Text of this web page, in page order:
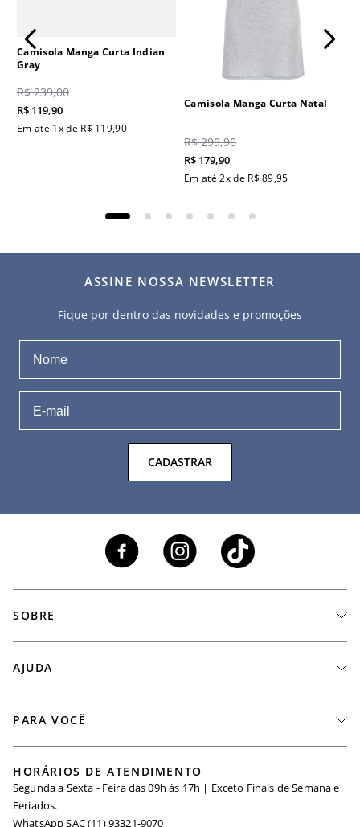
Camisola Manga Curta Indian
Gray
R$ 239,00
R$ 119,90
Em até 1x de R$ 119,90
Camisola Manga Curta Natal
R$ 299,90
R$ 179,90
Em até2x de R$ 89,95
ASSINE NOSSA NEWSLETTER
Fique por dentro das novidades e promoções
CADASTRAR
SOBRE
Seja um Revendedor
Igualdade Salarial
AJUDA
Minha Conta
Trocas
PARA VOCÊ
Maternidade
HORÁRIOS DE ATENDIMENTO
Segunda a Sexta - Feira das 09h às 17h | Exceto Finais de Semana e
Feriados.
WhatsApp SAC (11) 93321-9070